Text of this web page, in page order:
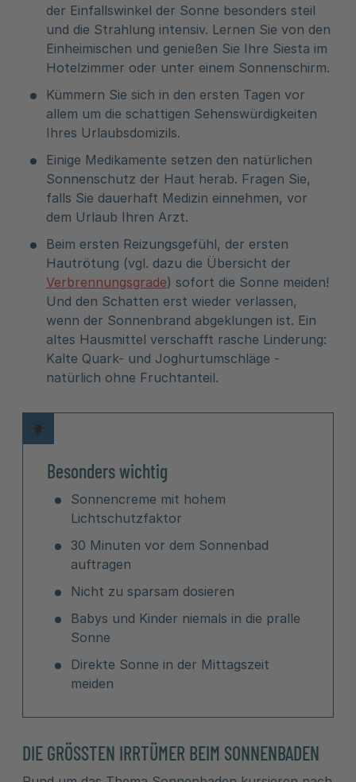
der Einfallswinkel der Sonne besonders steil
und die Strahlung intensiv. Lernen Sie von den
Einheimischen und genießen Sie Ihre Siesta im
Hotelzimmer oder unter einem Sonnenschirm.
Kümmern Sie sich in den ersten Tagen vor
allem um die schattigen Sehenswürdigkeiten
Ihres Urlaubsdomizils.
Einige Medikamente setzen den natürlichen
Sonnenschutz der Haut herab. Fragen Sie,
falls Sie dauerhaft Medizin einnehmen, vor
dem Urlaub Ihren Arzt.
Beim ersten Reizungsgefühl, der ersten
Hautrötung (vgl. dazu die Übersicht der
Verbrennungsgrade) sofort die Sonne meiden!
Und den Schatten erst wieder verlassen,
wenn der Sonnenbrand abgeklungen ist. Ein
altes Hausmittel verschafft rasche Linderung:
Kalte Quark- und Joghurtumschläge -
natürlich ohne Fruchtanteil.
Besonders wichtig
Sonnencreme mit hohem
Lichtschutzfaktor
30 Minuten vor dem Sonnenbad
auftragen
Nicht zu sparsam dosieren
Babys und Kinder niemals in die pralle
Sonne
Direkte Sonne in der Mittagszeit
meiden
DIE GRÖSSTEN IRRTÜMER BEIM SONNENBADEN